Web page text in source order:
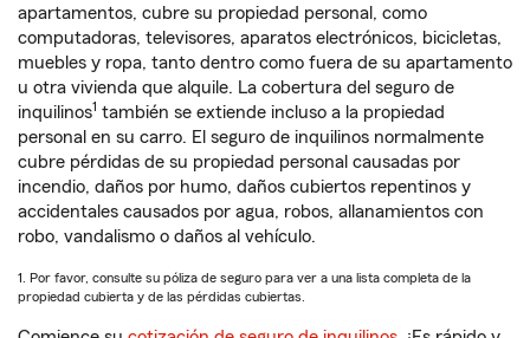
apartamentos, cubre su propiedad personal, como
computadoras, televisores, aparatos electrónicos, bicicletas,
muebles y ropa, tanto dentro como fuera de su apartamento
u otra vivienda que alquile. La cobertura del seguro de
inquilinos1 también se extiende incluso a la propiedad
personal en su carro. El seguro de inquilinos normalmente
cubre pérdidas de su propiedad personal causadas por
incendio, daños por humo, daños cubiertos repentinos y
accidentales causados por agua, robos, allanamientos con
robo, vandalismo o daños al vehículo.
1. Por favor, consulte su póliza de seguro para ver a una lista completa de la
propiedad cubierta y de las pérdidas cubiertas.